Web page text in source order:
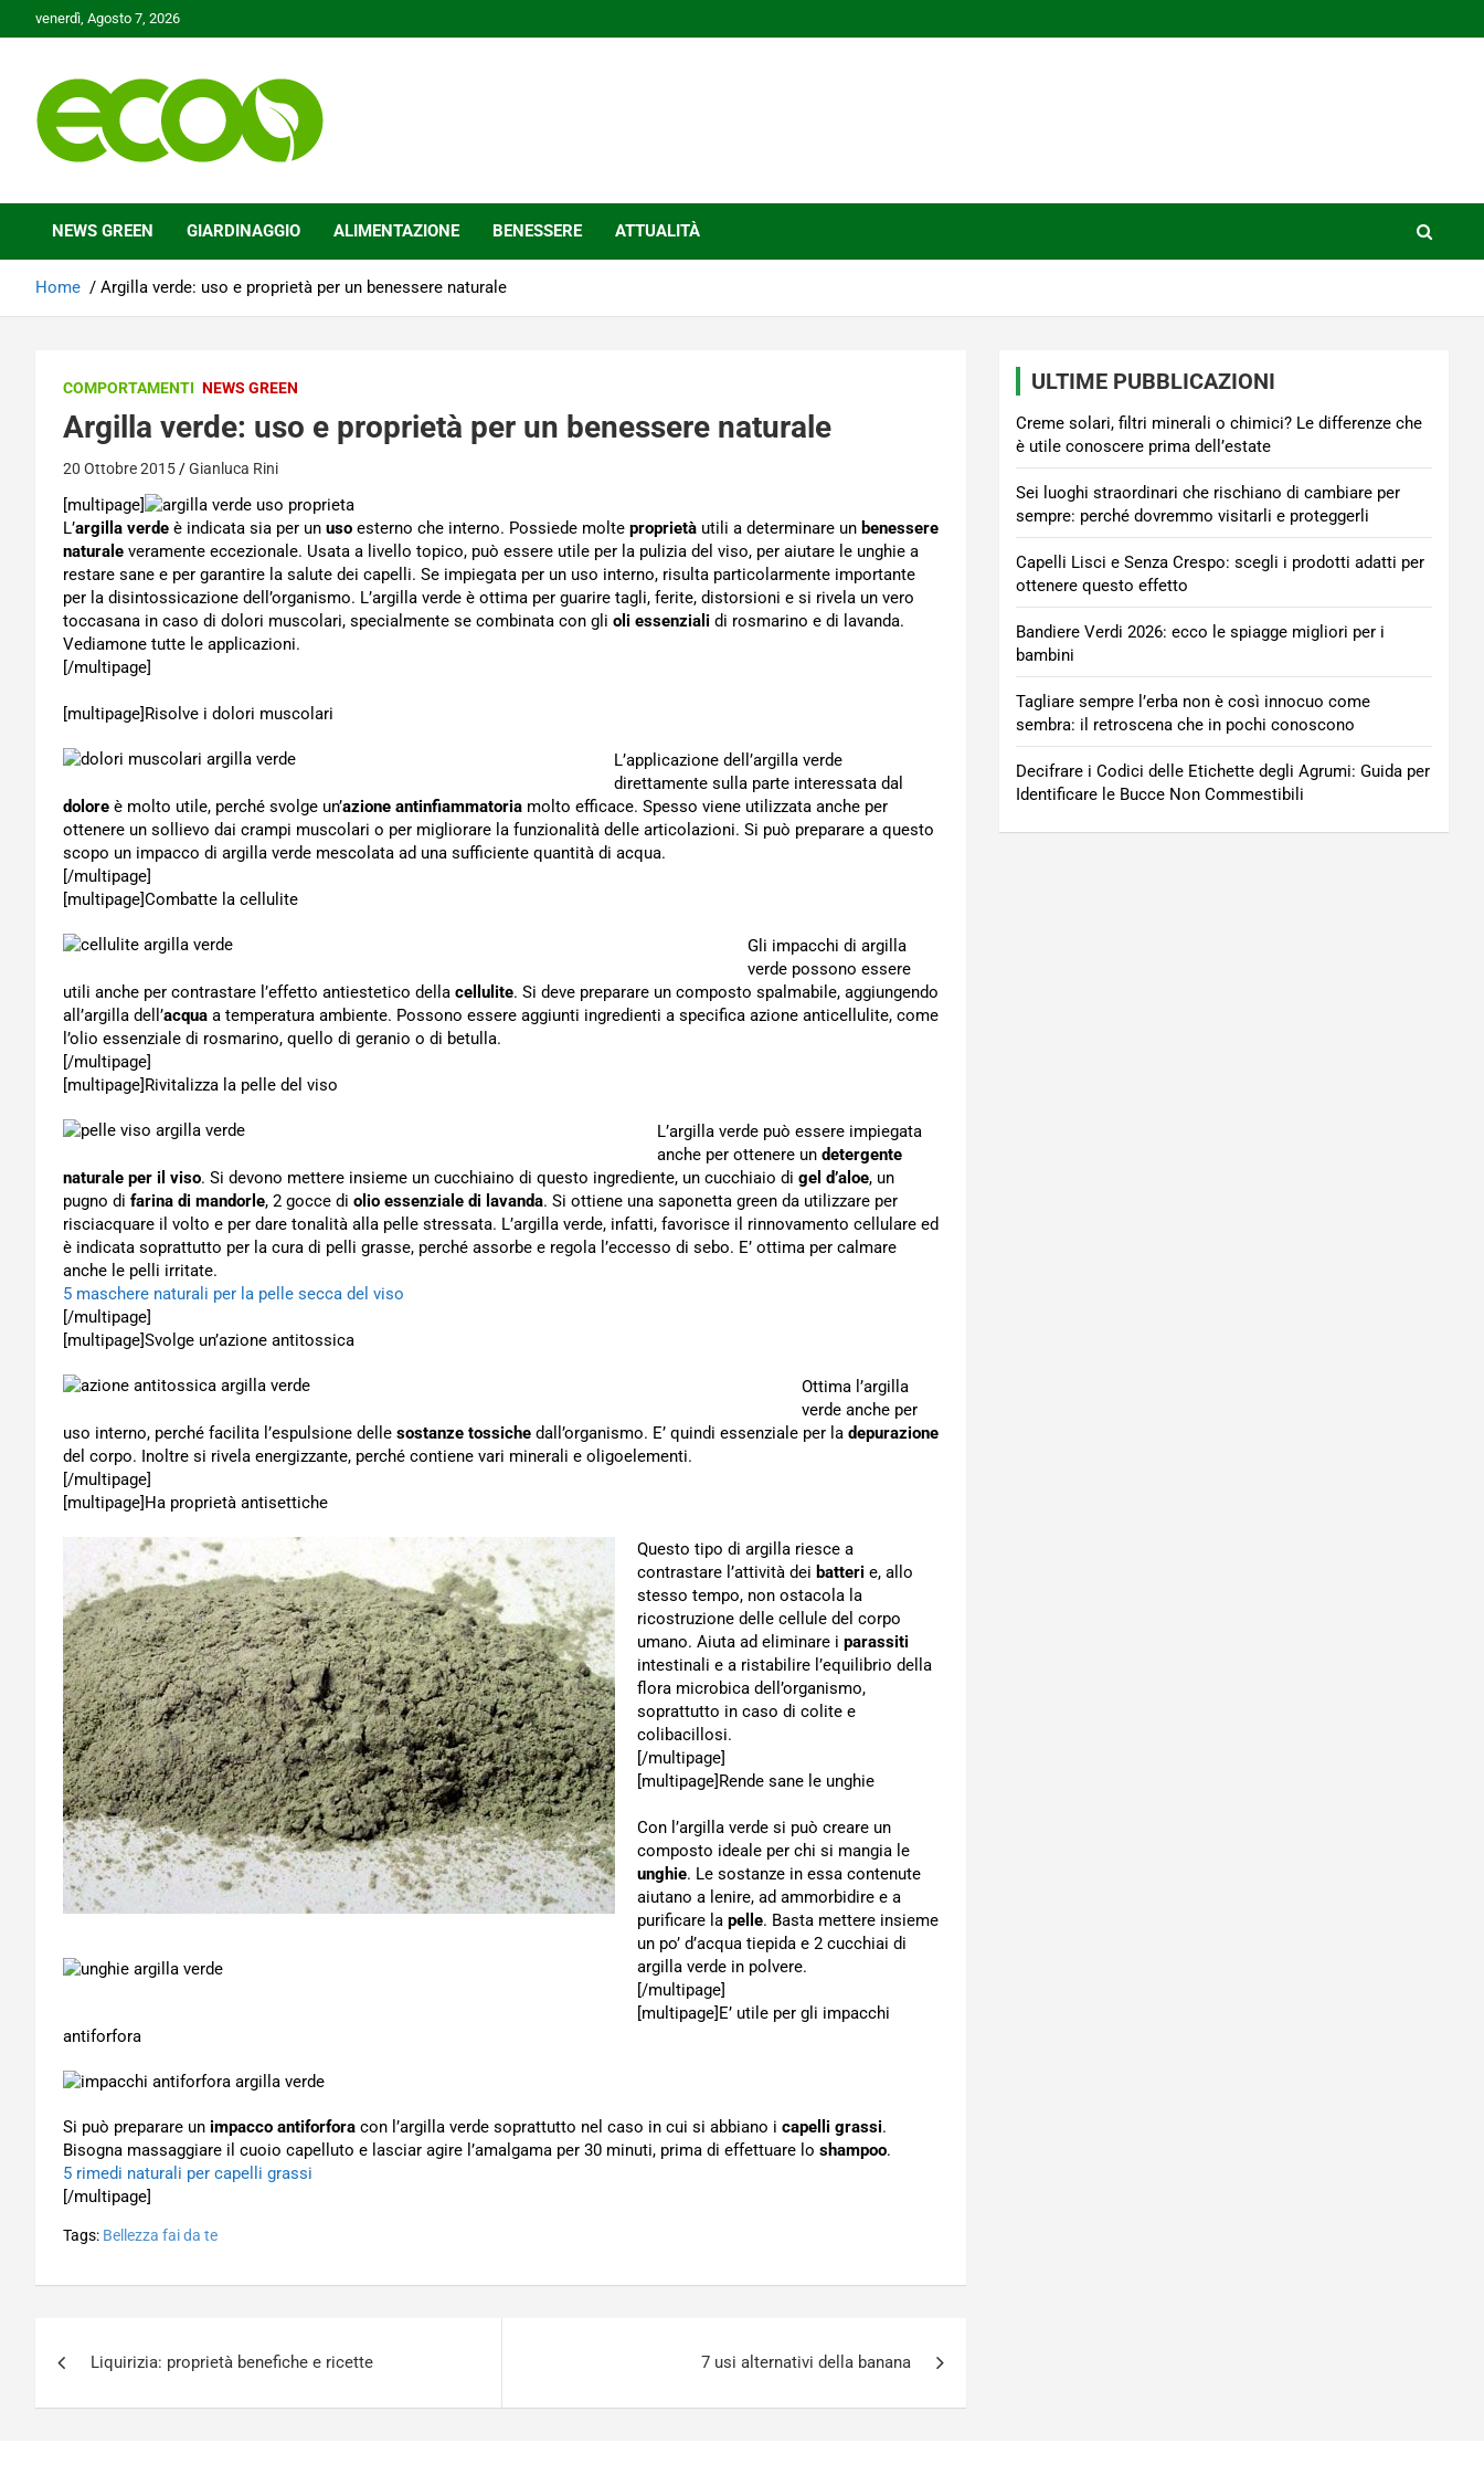
to
venerdì, Agosto 7, 2026
Ecoo.it
NEWS GREEN GIARDINAGGIO ALIMENTAZIONE BENESSERE ATTUALITÀ
Home Argilla verde: uso e proprietà per un benessere naturale
COMPORTAMENTI NEWS GREEN
Argilla verde: uso e proprietà per un benessere naturale
20 Ottobre 2015 Gianluca Rini
[multipage]
L’argilla verde è indicata sia per un uso esterno che interno. Possiede molte proprietà utili a determinare un benessere
naturale veramente eccezionale. Usata a livello topico, può essere utile per la pulizia del viso, per aiutare le unghie a
restare sane e per garantire la salute dei capelli. Se impiegata per un uso interno, risulta particolarmente importante
per la disintossicazione dell’organismo. L’argilla verde è ottima per guarire tagli, ferite, distorsioni e si rivela un vero
toccasana in caso di dolori muscolari, specialmente se combinata con gli oli essenziali di rosmarino e di lavanda.
Vediamone tutte le applicazioni.
[/multipage]
[multipage]Risolve i dolori muscolari
L’applicazione dell’argilla verde
direttamente sulla parte interessata dal
dolore è molto utile, perché svolge un’azione antinfiammatoria molto efficace. Spesso viene utilizzata anche per
ottenere un sollievo dai crampi muscolari o per migliorare la funzionalità delle articolazioni. Si può preparare a questo
scopo un impacco di argilla verde mescolata ad una sufficiente quantità di acqua.
[/multipage]
[multipage]Combatte la cellulite
Gli impacchi di argilla
verde possono essere
utili anche per contrastare l’effetto antiestetico della cellulite. Si deve preparare un composto spalmabile, aggiungendo
all’argilla dell’acqua a temperatura ambiente. Possono essere aggiunti ingredienti a specifica azione anticellulite, come
l’olio essenziale di rosmarino, quello di geranio o di betulla.
[/multipage]
[multipage]Rivitalizza la pelle del viso
L’argilla verde può essere impiegata
anche per ottenere un detergente
naturale per il viso. Si devono mettere insieme un cucchiaino di questo ingrediente, un cucchiaio di gel d’aloe, un
pugno di farina di mandorle, 2 gocce di olio essenziale di lavanda. Si ottiene una saponetta green da utilizzare per
risciacquare il volto e per dare tonalità alla pelle stressata. L’argilla verde, infatti, favorisce il rinnovamento cellulare ed
è indicata soprattutto per la cura di pelli grasse, perché assorbe e regola l’eccesso di sebo. E’ ottima per calmare
anche le pelli irritate.
5 maschere naturali per la pelle secca del viso
[/multipage]
[multipage]Svolge un’azione antitossica
Ottima l’argilla
verde anche per
uso interno, perché facilita l’espulsione delle sostanze tossiche dall’organismo. E’ quindi essenziale per la depurazione
del corpo. Inoltre si rivela energizzante, perché contiene vari minerali e oligoelementi.
[/multipage]
[multipage]Ha proprietà antisettiche
Questo tipo di argilla riesce a
contrastare l’attività dei batteri e, allo
stesso tempo, non ostacola la
ricostruzione delle cellule del corpo
umano. Aiuta ad eliminare i parassiti
intestinali e a ristabilire l’equilibrio della
flora microbica dell’organismo,
soprattutto in caso di colite e
colibacillosi.
[/multipage]
[multipage]Rende sane le unghie
Con l’argilla verde si può creare un
composto ideale per chi si mangia le
unghie. Le sostanze in essa contenute
aiutano a lenire, ad ammorbidire e a
purificare la pelle. Basta mettere insieme
un po’ d’acqua tiepida e 2 cucchiai di
argilla verde in polvere.
[/multipage]
[multipage]E’ utile per gli impacchi
antiforfora
Si può preparare un impacco antiforfora con l’argilla verde soprattutto nel caso in cui si abbiano i capelli grassi.
Bisogna massaggiare il cuoio capelluto e lasciar agire l’amalgama per 30 minuti, prima di effettuare lo shampoo.
5 rimedi naturali per capelli grassi
[/multipage]
Tags: Bellezza fai da te
articoli
Liquirizia: proprietà benefiche e ricette 7 usi alternativi della banana
ULTIME PUBBLICAZIONI
Creme solari, filtri minerali o chimici? Le differenze che
è utile conoscere prima dell’estate
Sei luoghi straordinari che rischiano di cambiare per
sempre: perché dovremmo visitarli e proteggerli
Capelli Lisci e Senza Crespo: scegli i prodotti adatti per
ottenere questo effetto
Bandiere Verdi 2026: ecco le spiagge migliori per i
bambini
Tagliare sempre l’erba non è così innocuo come
sembra: il retroscena che in pochi conoscono
Decifrare i Codici delle Etichette degli Agrumi: Guida per
Identificare le Bucce Non Commestibili